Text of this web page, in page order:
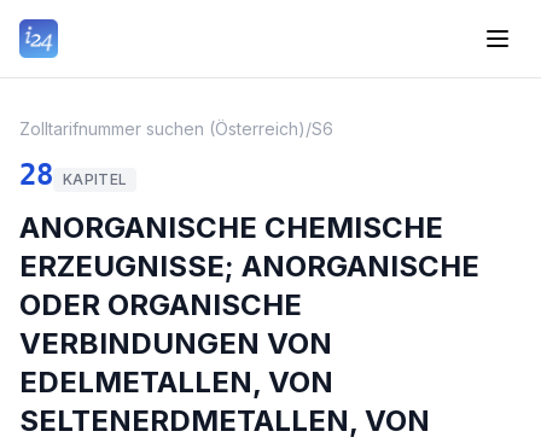
Zolltarifnummer suchen (Österreich)/S6
28 KAPITEL
ANORGANISCHE CHEMISCHE
ERZEUGNISSE; ANORGANISCHE
ODER ORGANISCHE
VERBINDUNGEN VON
EDELMETALLEN, VON
SELTENERDMETALLEN, VON